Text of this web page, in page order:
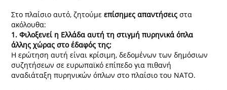
Στο πλαίσιο αυτό, ζητούμε επίσημες απαντήσειςστα
ακόλουθα:
1. Φιλοξενεί η Ελλάδα αυτή τη στιγμή πυρηνικά όπλα
άλλης χώρας στο έδαφός της;
Η ερώτηση αυτή είναι κρίσιμη, δεδομένων των δημόσιων
συζητήσεων σε ευρωπαϊκό επίπεδο για πιθανή
αναδιάταξη πυρηνικών όπλων στο πλαίσιο του ΝΑΤΟ.